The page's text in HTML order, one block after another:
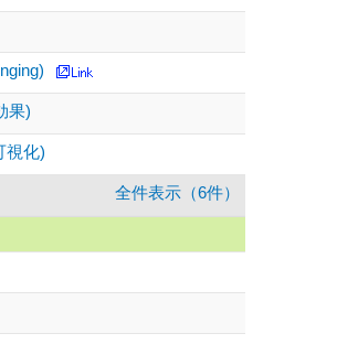
果)
視化)
全件表示（6件）